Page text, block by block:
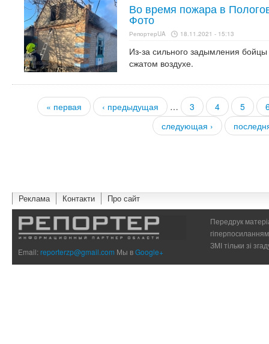
Во время пожара в
Фото
РепортерUA 18.11.2021 - 15:13
Из-за сильного задымления
сжатом воздухе.
Страницы
« первая ‹ предыдущая … 3 4 5
следующая ›
Реклама Контакти Про сайт
Email:reporterzp@gmail.com Мы вGoogle+
Передрук
ЗМІ тільки зі